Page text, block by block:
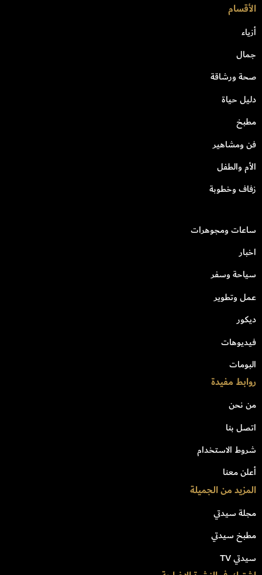
الأقسام
أزياء
جمال
صحة ورشاقة
دليل حياة
مطبخ
فن ومشاهير
الأم والطفل
زفاف وخطوبة
ساعات ومجوهرات
اخبار
سياحة وسفر
عمل وتطوير
ديكور
فيديوهات
البومات
روابط مفيدة
من نحن
اتصل بنا
شروط الاستخدام
أعلن معنا
المزيد من الجميلة
مجلة سيدتي
مطبخ سيدتي
سيدتي TV